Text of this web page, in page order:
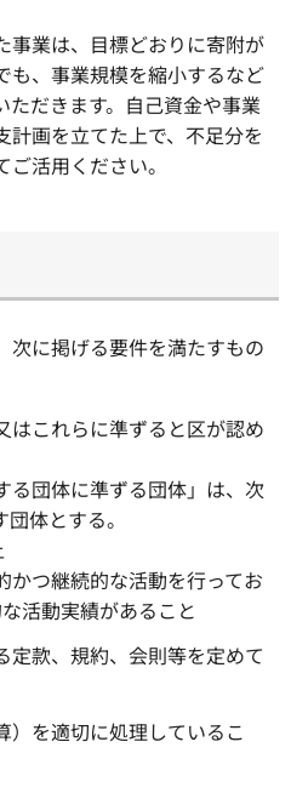
事業は、目標どおりに寄附が
も、事業規模を縮小するなど
ただきます。自己資金や事業
計画を立てた上で、不足分を
活用ください。
次に掲げる要件を満たすもの
はこれらに準ずると区が認め
る団体に準ずる団体」は、次
体とする。
かつ継続的な活動を行ってお
活動実績があること
定款、規約、会則等を定めて
）を適切に処理しているこ